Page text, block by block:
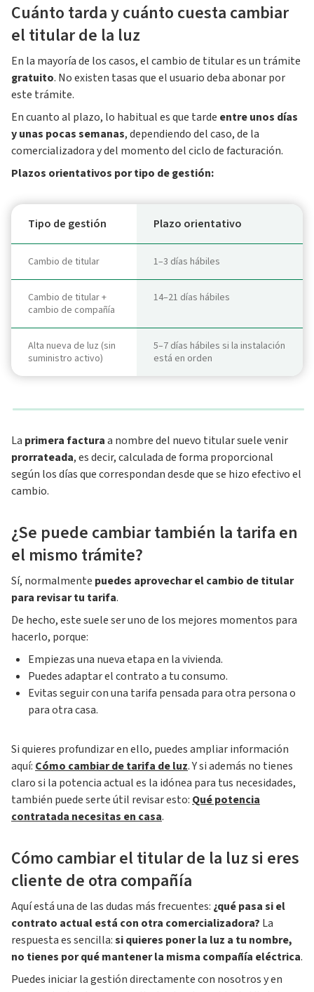
Cuánto tarda y cuánto cuesta cambiar
el titular de la luz
En la mayoría de los casos, el cambio de titular es un trámite
gratuito. No existen tasas que el usuario deba abonar por
este trámite.
En cuanto al plazo, lo habitual es que tarde entre unos días
y unas pocas semanas, dependiendo del caso, de la
comercializadora y del momento del ciclo de facturación.
Plazos orientativos por tipo de gestión:
Tipo de gestión Plazo orientativo
Cambio de titular 1–3 días hábiles
Cambio de titular +
cambio de compañía
14–21 días hábiles
Alta nueva de luz (sin
suministro activo)
5–7 días hábiles si la instalación
está en orden
La primera facturaa nombre del nuevo titular suele venir
prorrateada, es decir, calculada de forma proporcional
según los días que correspondan desde que se hizo efectivo el
cambio.
¿Se puede cambiar también la tarifa en
el mismo trámite?
Sí, normalmente puedes aprovechar el cambio de titular
para revisar tu tarifa.
De hecho, este suele ser uno de los mejores momentos para
hacerlo, porque:
Empiezas una nueva etapa en la vivienda.
Puedes adaptar el contrato a tu consumo.
Evitas seguir con una tarifa pensada para otra persona o
para otra casa.
Si quieres profundizar en ello, puedes ampliar información
aquí: Cómo cambiar de tarifa de luz. Y si además no tienes
claro si la potencia actual es la idónea para tus necesidades,
también puede serte útil revisar esto: Qué potencia
contratada necesitas en casa.
Cómo cambiar el titular de la luz si eres
cliente de otra compañía
Aquí está una de las dudas más frecuentes: ¿qué pasa si el
contrato actual está con otra comercializadora? La
respuesta es sencilla:si quieres poner la luz a tu nombre,
no tienes por qué mantener la misma compañía eléctrica.
Puedes iniciar la gestión directamente con nosotros y en